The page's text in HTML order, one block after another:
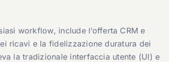
workflow, include l’offerta CRM e
ricavi e la fidelizzazione duratura dei
la tradizionale interfaccia utente (UI) e